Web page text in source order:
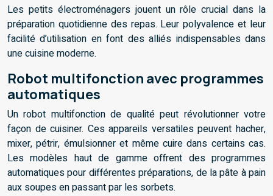
Les petits électroménagers jouent un rôle crucial dans la
préparation quotidienne des repas. Leur polyvalence et leur
facilité d’utilisation en font des alliés indispensables dans
une cuisine moderne.
Robot multifonction avec programmes
automatiques
Un robot multifonction de qualité peut révolutionner votre
façon de cuisiner. Ces appareils versatiles peuvent hacher,
mixer, pétrir, émulsionner et même cuire dans certains cas.
Les modèles haut de gamme offrent des programmes
automatiques pour différentes préparations, de la pâte à pain
aux soupes en passant par les sorbets.